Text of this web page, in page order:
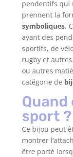
pendentifs qui
prennent la
symboliques.
ayant des
sportifs, de
rugby et
ou autres
catégorie de
sport ?
Ce bijou peut
montrer
être porté